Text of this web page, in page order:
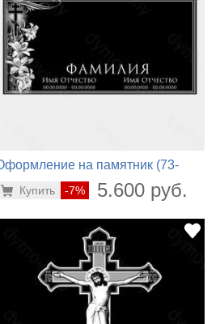
на памятник (73-
-7% 5.600 руб.
Купить